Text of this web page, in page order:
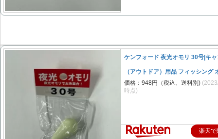
ケンフォード 夜光オモリ 30号|キ
（アウトドア）用品 フィッシング
価格：948円（税込、送料別)
時点)
楽天で